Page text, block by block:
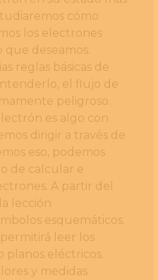
cómo
los electrones
deseamos.
reglas básicas de
el flujo de
peligroso.
es algo con
dirigir a través de
eso, podemos
de calcular e
A partir del
lección
esquemáticos.
leer los
planos eléctricos.
y medidas